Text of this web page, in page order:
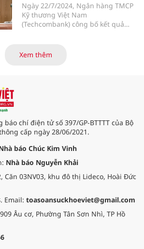
Ngày 22/7/2024, Ngân hàng TMCP
Kỹ thương Việt Nam
(Techcombank) công bố kết quả
hạng mục kinh doanh cốt lõi, với
tổng thu nhập hoạt động và lợi
hàng tốt nhất Việt Nam” từ 3 tổ
chức uy tín hàng đầu thế giới là
Euromoney, FinanceAsia và Global
Finance.
Xem thêm
báo chí điện tử số 397/GP-BTTTT của Bộ
cấp ngày 28/06/2021.
báo Chúc Kim Vinh
Nhà báo Nguyễn Khải
Căn 03NV03, khu đô thị Lideco, Hoài Đức
. Email: toasoansuckhoeviet@gmail.com
Âu cơ, Phường Tân Sơn Nhì, TP Hồ